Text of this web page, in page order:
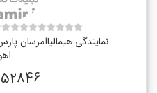
نمایندگی هیمالیاامرسان
اهواز